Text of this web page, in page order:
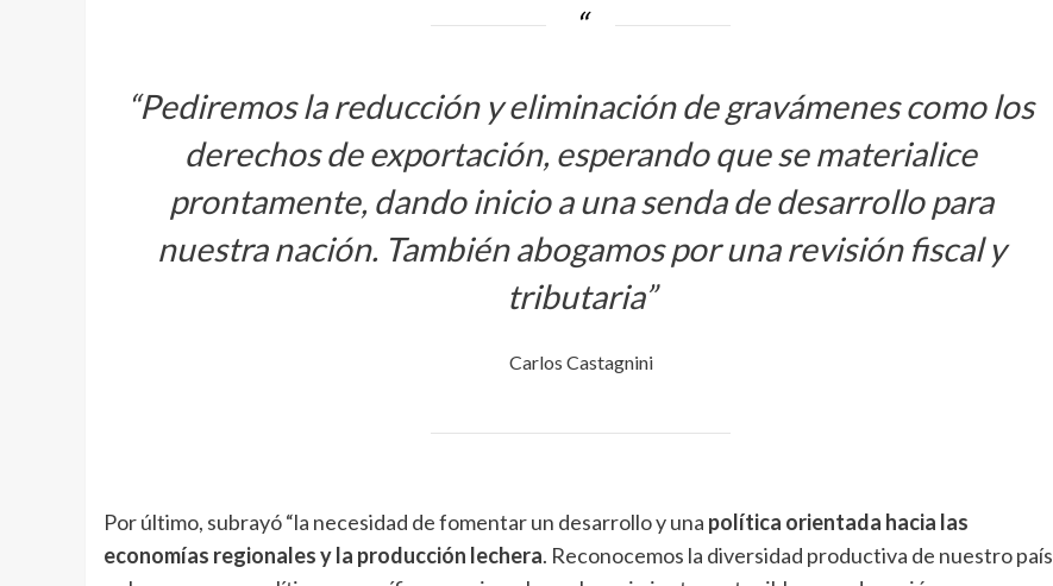
“Pediremos la reducción y eliminación de gravámenes como los
derechos de exportación, esperando que se materialice
prontamente, dando inicio a una senda de desarrollo para
nuestra nación. También abogamos por una revisión fiscal y
tributaria”
Carlos Castagnini
Por último, subrayó “la necesidad de fomentar un desarrollo y una política orientada hacia las
economías regionales y la producción lechera. Reconocemos la diversidad productiva de nuestro país